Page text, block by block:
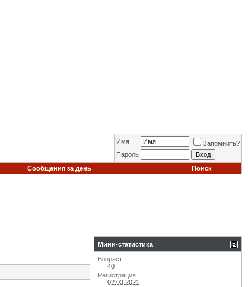
Имя
Запомнить?
Пароль
Сообщения за день Поиск
Мини-статистика
Возраст
40
Регистрация
02.03.2021